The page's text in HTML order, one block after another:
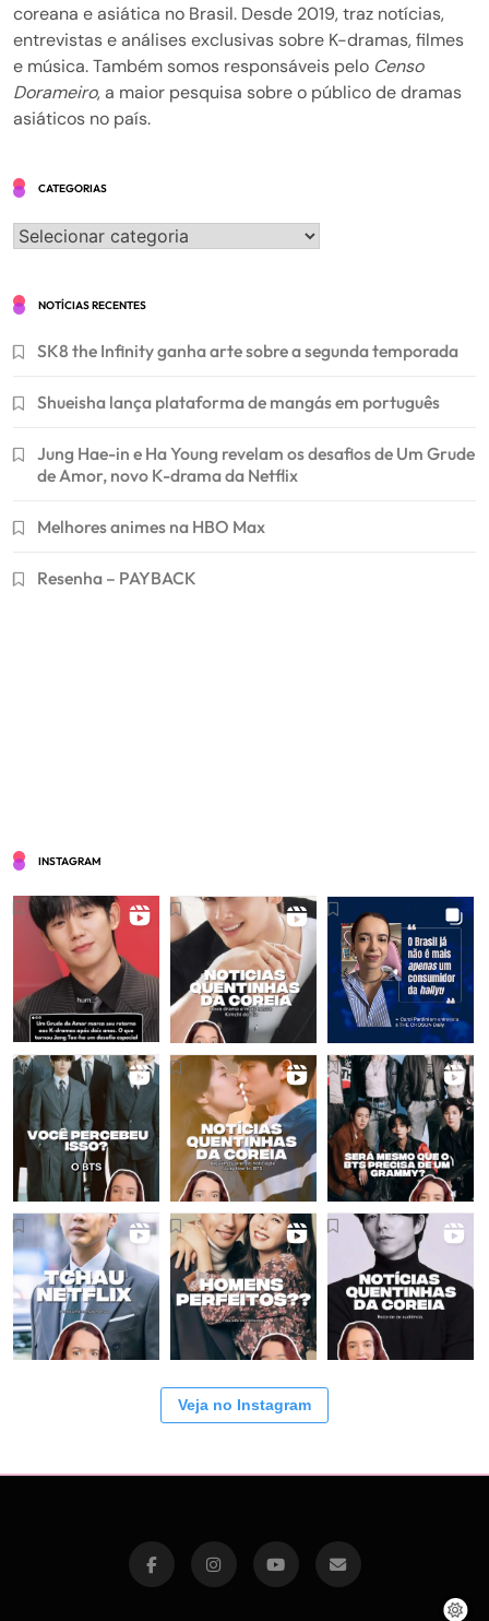
coreana e asiática no Brasil. Desde 2019, traz notícias,
entrevistas e análises exclusivas sobre K-dramas, filmes
e música. Também somos responsáveis pelo Censo
Dorameiro, a maior pesquisa sobre o público de dramas
asiáticos no país.
CATEGORIAS
Categorias
NOTÍCIAS RECENTES
SK8 the Infinity ganha arte sobre a segunda temporada
Shueisha lança plataforma de mangás em português
Jung Hae-in e Ha Young revelam os desafios de Um Grude
de Amor, novo K-drama da Netflix
Melhores animes na HBO Max
Resenha – PAYBACK
INSTAGRAM
Veja no Instagram